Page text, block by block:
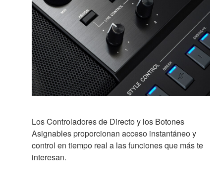
Los Controladores de Directo y los Botones
Asignables proporcionan acceso instantáneo y
control en tiempo real a las funciones que más te
interesan.